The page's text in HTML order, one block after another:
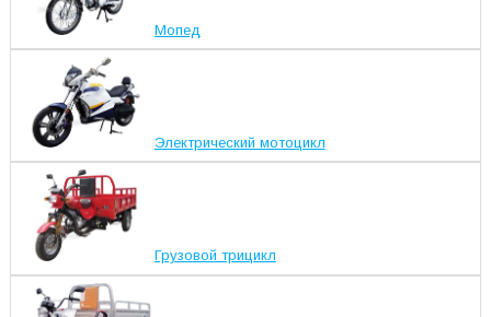
Мопед
Электрический мотоцикл
Грузовой трицикл